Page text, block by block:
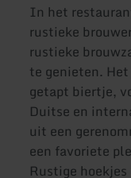
In het
rustieke
rustieke
te genieten.
getapt biertje,
Duitse en
uit een
een favoriete
Rustige